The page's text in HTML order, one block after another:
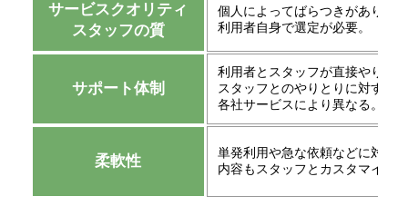
サービスクオリティ
スタッフの質
個人によってばらつきがあり、
利用者自身で選定が必要。
サポート体制
利用者とスタッフが直接やりと
スタッフとのやりとりに対する
各社サービスにより異なる。
柔軟性
単発利用や急な依頼などに対応
内容もスタッフとカスタマイズ